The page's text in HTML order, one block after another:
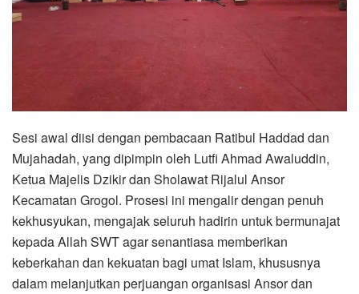
Sesi awal diisi dengan pembacaan Ratibul Haddad dan
Mujahadah, yang dipimpin oleh Lutfi Ahmad Awaluddin,
Ketua Majelis Dzikir dan Sholawat Rijalul Ansor
Kecamatan Grogol. Prosesi ini mengalir dengan penuh
kekhusyukan, mengajak seluruh hadirin untuk bermunajat
kepada Allah SWT agar senantiasa memberikan
keberkahan dan kekuatan bagi umat Islam, khususnya
dalam melanjutkan perjuangan organisasi Ansor dan